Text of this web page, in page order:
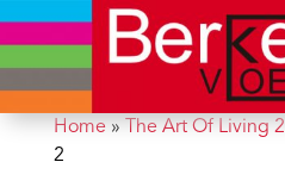
Home» The Art Of Living 2
2